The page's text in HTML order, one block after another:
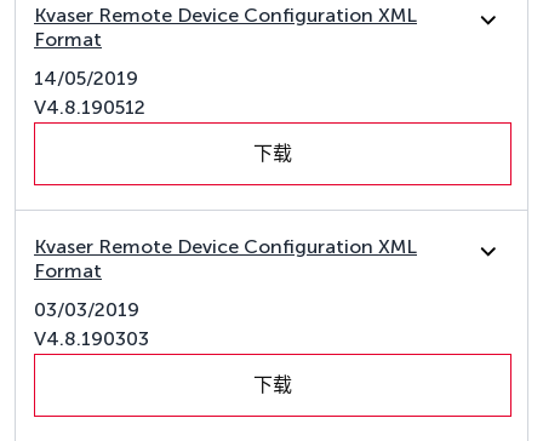
Kvaser Remote Device Configuration XML
Format
14/05/2019
V4.8.190512
下载
Kvaser Remote Device Configuration XML
Format
03/03/2019
V4.8.190303
下载